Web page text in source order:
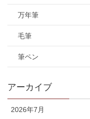
万年筆
毛筆
筆ペン
アーカイブ
2026年7月